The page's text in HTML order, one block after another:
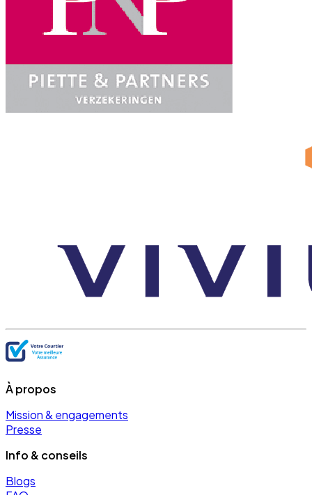
À propos
Mission & engagements
Presse
Info & conseils
Blogs